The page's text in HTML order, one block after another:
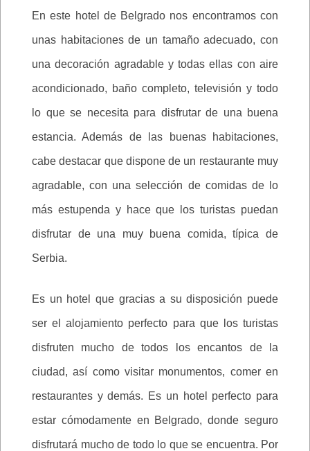
En este hotel de Belgrado nos encontramos con
unas habitaciones de un tamaño adecuado, con
una decoración agradable y todas ellas con aire
acondicionado, baño completo, televisión y todo
lo que se necesita para disfrutar de una buena
estancia. Además de las buenas habitaciones,
cabe destacar que dispone de un restaurante muy
agradable, con una selección de comidas de lo
más estupenda y hace que los turistas puedan
disfrutar de una muy buena comida, típica de
Serbia.
Es un hotel que gracias a su disposición puede
ser el alojamiento perfecto para que los turistas
disfruten mucho de todos los encantos de la
ciudad, así como visitar monumentos, comer en
restaurantes y demás. Es un hotel perfecto para
estar cómodamente en Belgrado, donde seguro
disfrutará mucho de todo lo que se encuentra. Por